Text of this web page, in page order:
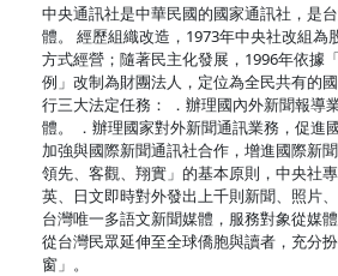
中央通訊社是中華民國的國家通訊社，是
體。 經歷組織改造，1973年中央社改組為
方式經營；隨著民主化發展，1996年依據
例」改制為財團法人，定位為全民共有的
行三大法定任務： ．辦理國內外新聞報導
體。 ．辦理國家對外新聞通訊業務，促進
加強與國際新聞通訊社合作，增進國際新聞
領先、客觀、翔實」的基本原則，中央社專
英、日文即時對外發出上千則新聞、照片
台灣唯一多語文新聞媒體，服務對象從媒
從台灣民眾延伸至全球僑胞與讀者，充分
窗」。